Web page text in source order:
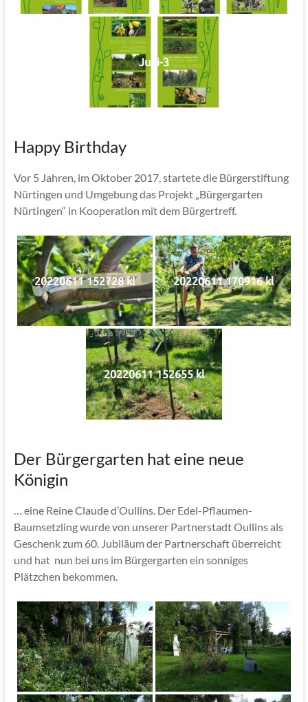
Jubi-3
Happy Birthday
Vor 5 Jahren, im Oktober 2017, startete die Bürgerstiftung
Nürtingen und Umgebung das Projekt „Bürgergarten
Nürtingen“ in Kooperation mit dem Bürgertreff.
20220611 152728 kl 20220611 170916 kl
20220611 152655 kl
Der Bürgergarten hat eine neue
Königin
… eine Reine Claude d’Oullins. Der Edel-Pflaumen-
Baumsetzling wurde von unserer Partnerstadt Oullins als
Geschenk zum 60. Jubiläum der Partnerschaft überreicht
und hat nun bei uns im Bürgergarten ein sonniges
Plätzchen bekommen.